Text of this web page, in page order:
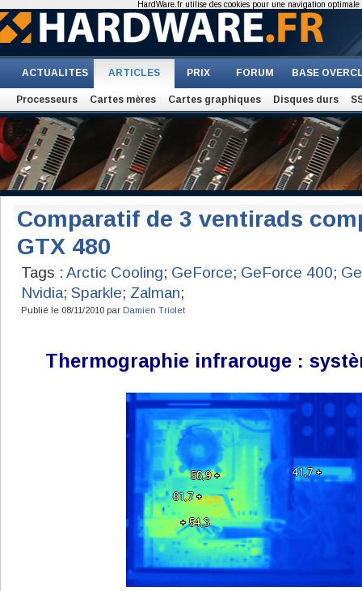
ACTUALITES ARTICLES PRIX FORUM BASE
Processeurs Cartes mères Cartes graphiques Disques durs
Comparatif de 3 ventirads
GTX 480
Tags : Arctic Cooling; GeForce; GeForce 400;
Nvidia; Sparkle; Zalman;
Publié le 08/11/2010 par Damien Triolet
Thermographie infrarouge :
HardWare.fr utilise des cookies pour une navigation